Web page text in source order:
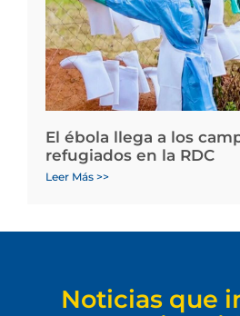
El ébola llega a los
refugiados en la RDC
Leer Más >>
Noticias que